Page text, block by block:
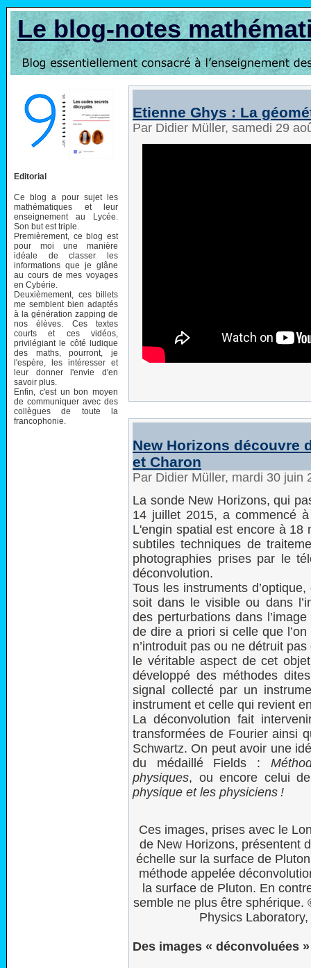
Le blog-notes
Editorial
Ce blog a pour sujet les
mathématiques et leur
enseignement au Lycée.
Son but est triple.
Premièrement, ce blog est
pour moi une manière
idéale de classer les
informations que je glâne
au cours de mes voyages
en Cybérie.
Deuxièmement, ces billets
me semblent bien adaptés
à la génération zapping de
nos élèves. Ces textes
courts et ces vidéos,
privilégiant le côté ludique
des maths, pourront, je
l'espère, les intéresser et
leur donner l'envie d'en
savoir plus.
Enfin, c'est un bon moyen
de communiquer avec des
collègues de toute la
francophonie.
Etienne Ghys : La
Par Didier Müller, samedi 29
New Horizons découvre
et Charon
Par Didier Müller, mardi 30 juin
La sonde New Horizons, qui
14 juillet 2015, a commencé
L'engin spatial est encore à 18
subtiles techniques de
photographies prises par le
déconvolution.
Tous les instruments
soit dans le visible ou dans
des perturbations dans
de dire a priori si celle que
n’introduit pas ou ne détruit
le véritable aspect de cet
développé des méthodes
signal collecté par un
instrument et celle qui revient
La déconvolution fait
transformées de Fourier ainsi
Schwartz. On peut avoir une
du médaillé Fields :
physiques, ou encore celui
physique et les physiciens !
Ces images, prises avec le
de New Horizons, présentent
échelle sur la surface de
méthode appelée
la surface de Pluton. En
semble ne plus être sphérique.
Physics
Des images « déconvoluées